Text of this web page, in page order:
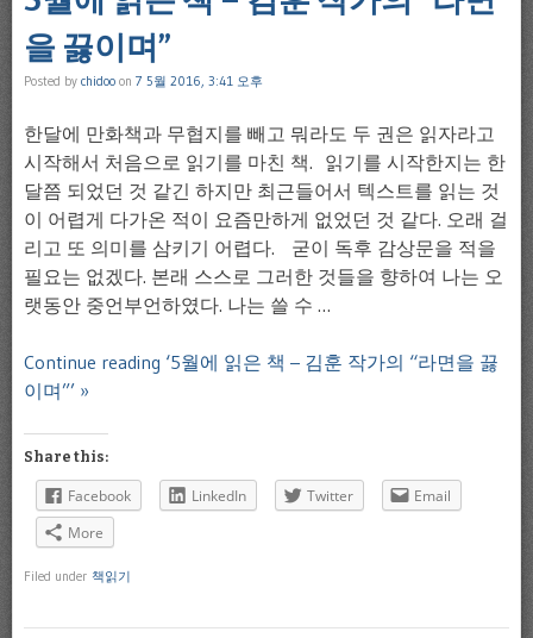
을 끓이며”
Posted by chidoo on 7 5월 2016, 3:41 오후
한달에 만화책과 무협지를 빼고 뭐라도 두 권은 읽자라고
시작해서 처음으로 읽기를 마친 책. 읽기를 시작한지는 한
달쯤 되었던 것 같긴 하지만 최근들어서 텍스트를 읽는 것
이 어렵게 다가온 적이 요즘만하게 없었던 것 같다. 오래 걸
리고 또 의미를 삼키기 어렵다. 굳이 독후 감상문을 적을
필요는 없겠다. 본래 스스로 그러한 것들을 향하여 나는 오
랫동안 중언부언하였다. 나는 쓸 수 …
Continue reading ‘5월에 읽은 책 – 김훈 작가의 “라면을 끓
이며”’ »
Share this:
Facebook LinkedIn Twitter
Email
More
Filed under 책읽기